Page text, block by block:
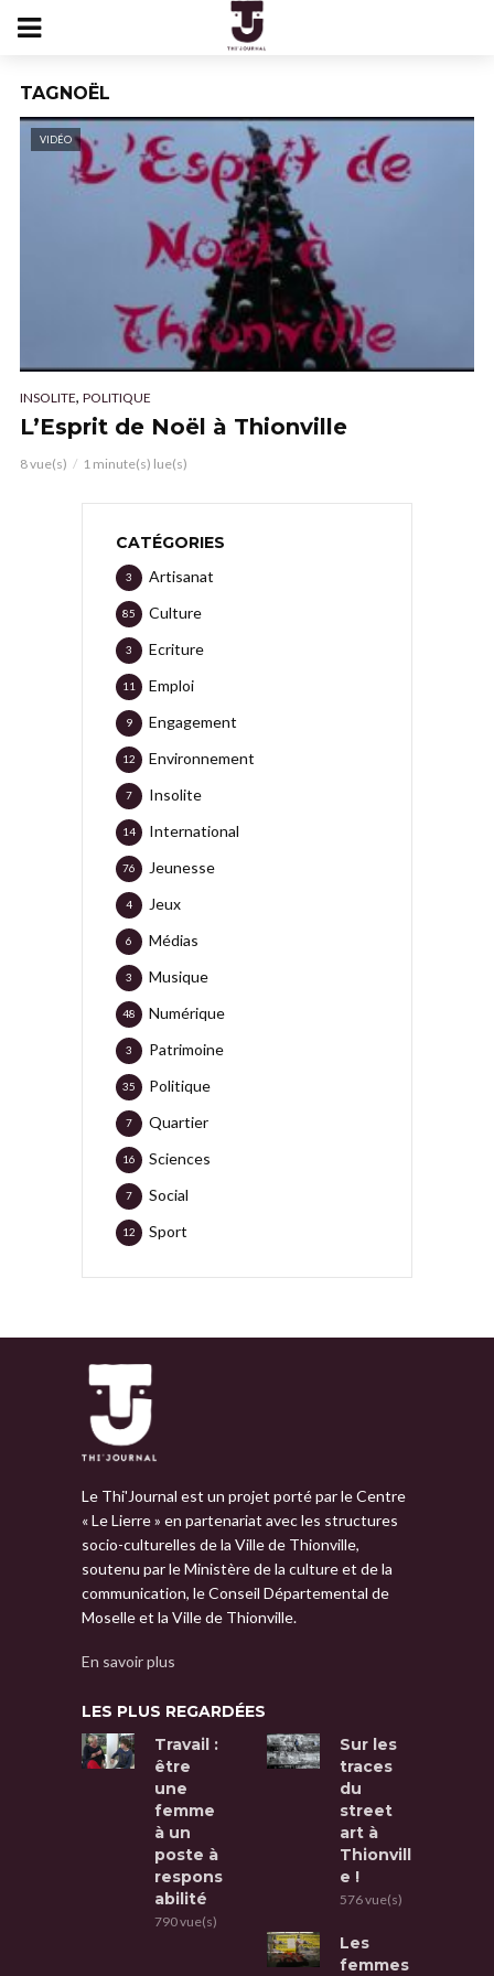
TAGNOËL
VIDÉO
INSOLITE, POLITIQUE
L’Esprit de Noël à Thionville
8 vue(s) 1 minute(s) lue(s)
CATÉGORIES
Artisanat
3
Culture
85
Ecriture
3
Emploi
11
Engagement
9
Environnement
12
Insolite
7
International
14
Jeunesse
76
Jeux
4
Médias
6
Musique
3
Numérique
48
Patrimoine
3
Politique
35
Quartier
7
Sciences
16
Social
7
Sport
12
Le Thi'Journal est un projet porté par le Centre
« Le Lierre » en partenariat avec les structures
socio-culturelles de la Ville de Thionville,
soutenu par le Ministère de la culture et de la
communication, le Conseil Départemental de
Moselle et la Ville de Thionville.
En savoir plus
LES PLUS REGARDÉES
Travail :
être
une
femme
à un
poste à
respons
abilité
790 vue(s)
Sur les
traces
du
street
art à
Thionvill
e !
576 vue(s)
Les
femmes